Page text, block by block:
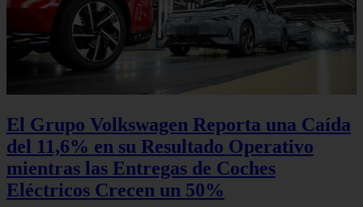
El Grupo Volkswagen Reporta una Caída
del 11,6% en su Resultado Operativo
mientras las Entregas de Coches
Eléctricos Crecen un 50%